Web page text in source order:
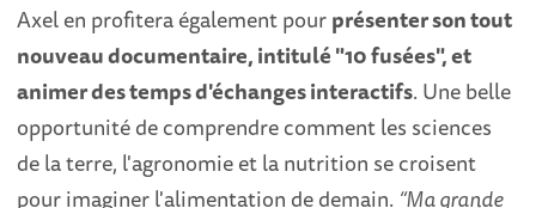
Axel en profitera également pourprésenter son tout
nouveau documentaire, intitulé "10 fusées", et
animer des temps d'échanges interactifs. Une belle
opportunité de comprendre comment les sciences
de la terre, l'agronomie et la nutrition se croisent
pour imaginer l'alimentation de demain. “Ma grande